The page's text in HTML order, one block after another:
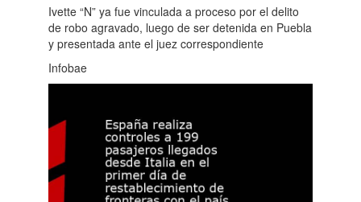
Ivette “N” ya fue vinculada a proceso por el delito
de robo agravado, luego de ser detenida en Puebla
y presentada ante el juez correspondiente
Infobae